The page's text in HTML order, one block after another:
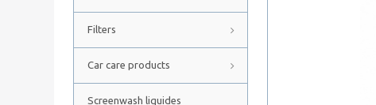
Filters
Car care products
Screenwash liquides